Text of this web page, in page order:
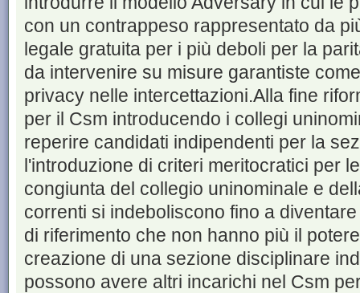
con un contrappeso rappresentato da
legale gratuita per i più deboli per la
da intervenire su misure garantiste
privacy nelle intercettazioni.Alla fine
per il Csm introducendo i collegi
reperire candidati indipendenti per la
l'introduzione di criteri meritocratici per
congiunta del collegio uninominale e
correnti si indeboliscono fino a
di riferimento che non hanno più il
creazione di una sezione disciplinare
possono avere altri incarichi nel Csm